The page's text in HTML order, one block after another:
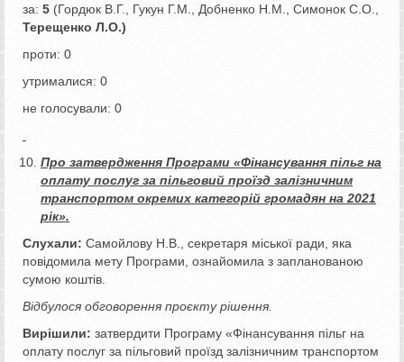
за: 5 (Гордюк В.Г., Гукун Г.М., Добненко Н.М., Симонок С.О.,
Терещенко Л.О.)
проти: 0
утрималися: 0
не голосували: 0
Про затвердження Програми «Фінансування пільг на
оплату послуг за пільговий проїзд залізничним
транспортом окремих категорій громадян на 2021
рік».
Слухали: Самойлову Н.В., секретаря міської ради, яка
повідомила мету Програми, ознайомила з запланованою
сумою коштів.
Відбулося обговорення проєкту рішення.
Вирішили: затвердити Програму «Фінансування пільг на
оплату послуг за пільговий проїзд залізничним транспортом